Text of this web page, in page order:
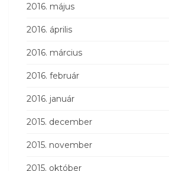
2016. május
2016. április
2016. március
2016. február
2016. január
2015. december
2015. november
2015. október